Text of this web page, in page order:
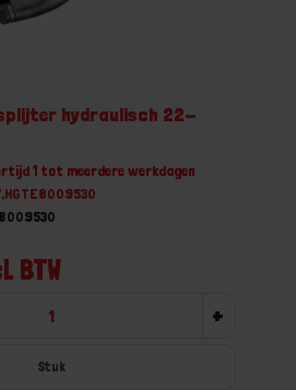
hydraulisch 22-
1 tot meerdere werkdagen
BTW
+
Stuk